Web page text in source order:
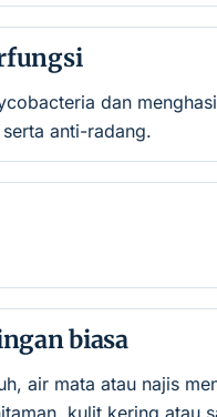
dan
anti-radang.
biasa
air mata atau najis
kulit kering atau